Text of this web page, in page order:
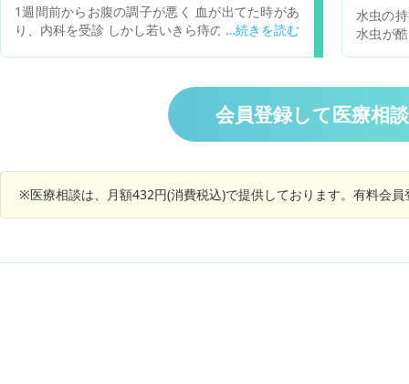
はなかったので、気をつけてはいたのですが生理
で蒸れただけかなと思って受診をすべきか迷って
います。受診の目安を教えてほしいです。
した痛
1週間前からお腹の調子が悪く 血が出てた時があ
り、内科を受診 しかし若いきら痔の可能性として
も出ずらい。 黒い便が今日夕方に出た。
水虫の持病
水虫が
に痒み
脚の甲
ありま
った病
会員登録して医療相
※医療相談は、月額432円(消費税込)で提供しております。有料会